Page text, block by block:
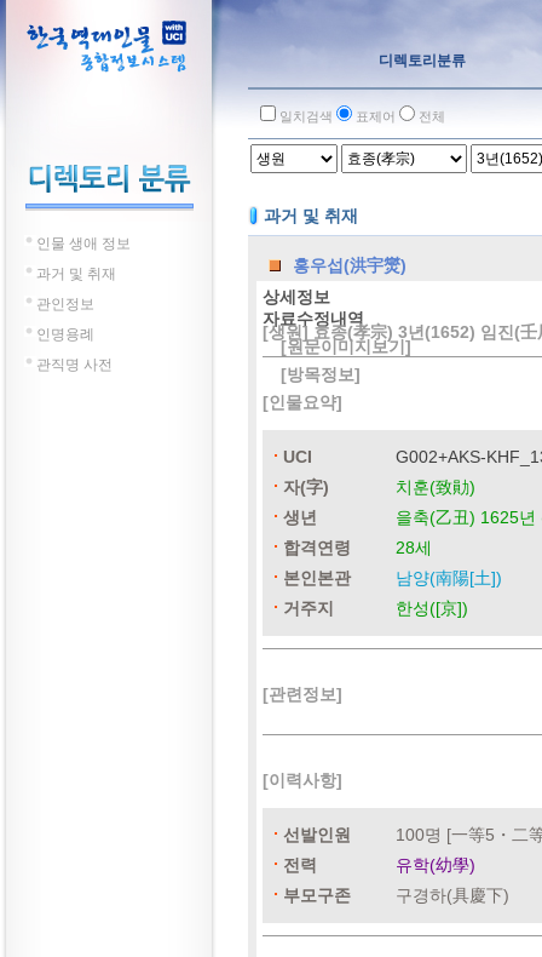
인물 생애 정보
과거 및 취재
관인정보
인명용례
관직명 사전
디렉토리분류
일치검색 표제어 전체
과거 및 취재
홍우섭(洪宇爕)
상세정보
자료수정내역
[원문이미지보기]
[방목정보]
[생원] 효종(孝宗) 3년(1652) 임진(
[인물요약]
UCI
G002+AKS-
자(字)
치훈(致勛)
생년
을축(乙丑) 1625년
합격연령
28세
본인본관
남양(南陽[土])
거주지
한성([京])
[관련정보]
[이력사항]
선발인원
100명 [一等5・二
전력
유학(幼學)
부모구존
구경하(具慶下)